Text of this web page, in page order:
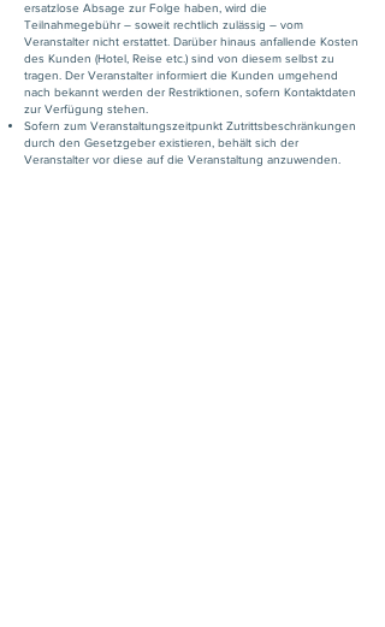
ersatzlose Absage zur Folge haben, wird die
Teilnahmegebühr – soweit rechtlich zulässig – vom
Veranstalter nicht erstattet. Darüber hinaus anfallende Kosten
des Kunden (Hotel, Reise etc.) sind von diesem selbst zu
tragen. Der Veranstalter informiert die Kunden umgehend
nach bekannt werden der Restriktionen, sofern Kontaktdaten
zur Verfügung stehen.
Sofern zum Veranstaltungszeitpunkt Zutrittsbeschränkungen
durch den Gesetzgeber existieren, behält sich der
Veranstalter vor diese auf die Veranstaltung anzuwenden.